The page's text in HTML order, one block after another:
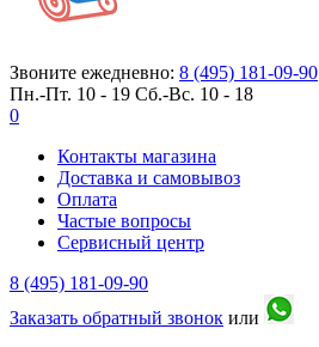
Звоните ежедневно: 8 (495) 181-09-90
Пн.-Пт. 10 - 19 Сб.-Вс. 10 - 18
0
Контакты магазина
Доставка и самовывоз
Оплата
Частые вопросы
Сервисный центр
8 (495) 181-09-90
Заказать обратный звонок или